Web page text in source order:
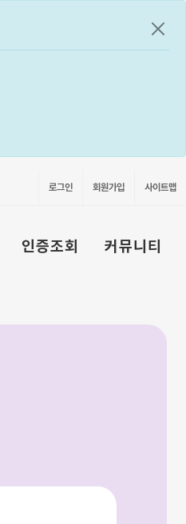
공지
로그인 회원가입 사이트맵
인증조회 커뮤니티